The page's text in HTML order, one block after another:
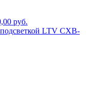
руб.
LTV CXB-